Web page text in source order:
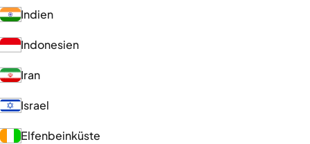
Indien
Indonesien
Iran
Israel
Elfenbeinküste